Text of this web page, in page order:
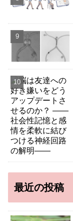
最近の投稿